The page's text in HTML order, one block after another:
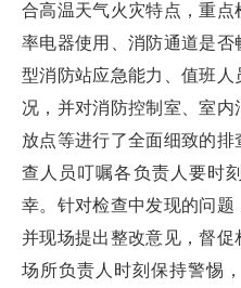
合高温天气火灾特点，重
率电器使用、消防通道是
型消防站应急能力、值班
况，并对消防控制室、室
放点等进行了全面细致的
查人员叮嘱各负责人要时
幸。针对检查中发现的问
并现场提出整改意见，督
场所负责人时刻保持警惕